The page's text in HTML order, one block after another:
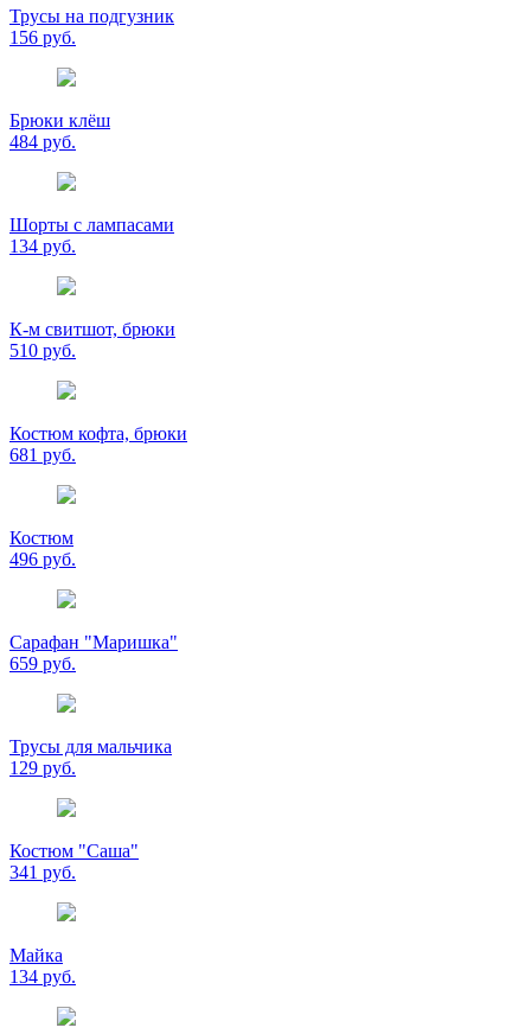
Трусы на подгузник
156 руб.
Брюки клёш
484 руб.
Шорты с лампасами
134 руб.
К-м свитшот, брюки
510 руб.
Костюм кофта, брюки
681 руб.
Костюм
496 руб.
Сарафан "Маришка"
659 руб.
Трусы для мальчика
129 руб.
Костюм "Саша"
341 руб.
Майка
134 руб.